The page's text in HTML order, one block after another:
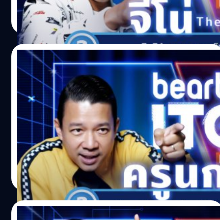
Noparat Monchaitanapat| 1782 days ago
Read More
19/09/2021
beartai ITQ ท้า ‘ครูนกเล็ก’ มาทดสอบความรู้
ด้านไอทีและมีเซอร์ไพรส์ตอนท้าย
ครูนกเล็ก จีรภัทร์ สุกางโฮง คุณครูยูทูบเบอร์ที่หลายคนคุ้น
เคยเริ่มทำคลิปวิดีโอการเรียนการสอนเมื่อประมาณ 7 ปีที่แล้ว
และทำให้หลายคนเริ่มได้ยินชื่อของ 'ครูนกเล็ก' มากขึ้นเรื่อย ๆ
ปัจจุบันเธอเป็นคุณครูอยู่ที่ โรงเรียนบางมด (ตันเปาว์
วิทยาคาร)
Noparat Monchaitanapat| 1782 days ago
Read More
19/09/2021